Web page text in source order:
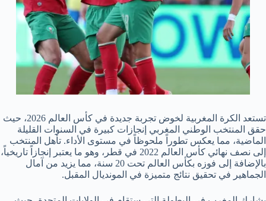
تستعد الكرة المغربية لخوض تجربة جديدة في كأس العالم 2026، حيث
حقق المنتخب الوطني المغربي إنجازات كبيرة في السنوات القليلة
الماضية، مما يعكس تطوراً ملحوظاً في مستوى الأداء. تأهل المنتخب
إلى نصف نهائي كأس العالم 2022 في قطر، وهو ما يعتبر إنجازاً تاريخياً،
بالإضافة إلى فوزه بكأس العالم تحت 20 سنة، مما يزيد من آمال
الجماهير في تحقيق نتائج متميزة في المونديال المقبل.